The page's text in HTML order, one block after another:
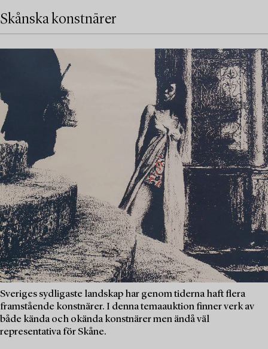
Skånska konstnärer
Sveriges sydligaste landskap har genom tiderna haft flera
framstående konstnärer. I denna temaauktion finner verk av
både kända och okända konstnärer men ändå väl
representativa för Skåne.